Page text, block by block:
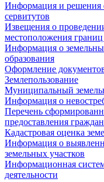
Информация и решения
сервитутов
Извещения о
местоположения границ
Информация о
образования
Оформление
Землепользование
Муниципальный
Информация о
Перечень
предоставления
Кадастровая оценка
Информация о
земельных участков
Информационная
деятельности